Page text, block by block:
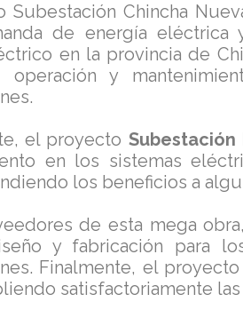
Subestación Chincha
de energía eléctrica
en la provincia de
operación y
el proyecto Subestación
en los sistemas
los beneficios a
de esta mega
y fabricación para
Finalmente, el
satisfactoriamente